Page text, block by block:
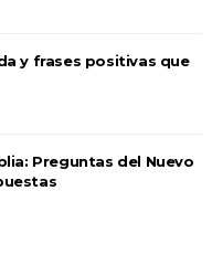
y frases positivas que
Preguntas del Nuevo